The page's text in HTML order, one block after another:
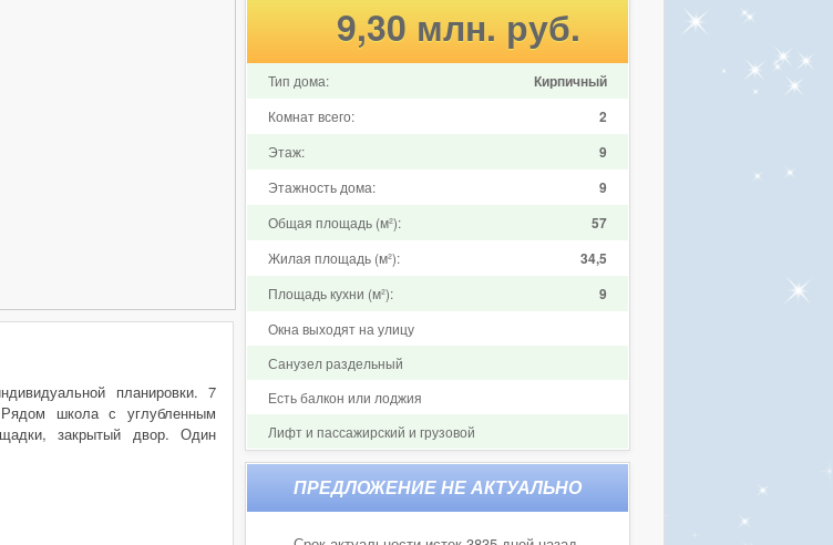
планировки. 7
школа с углубленным
закрытый двор. Один
9,30 млн. руб.
Тип дома: Кирпичный
Комнат всего: 2
Этаж: 9
Этажность дома: 9
Общая площадь (м²): 57
Жилая площадь (м²): 34,5
Площадь кухни (м²): 9
Окна выходят на улицу
Санузел раздельный
Есть балкон или лоджия
Лифт и пассажирский и грузовой